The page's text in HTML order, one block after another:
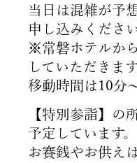
当日は混雑が予
申し込みください
※常磐ホテルか
していただきます
移動時間は10分
【特別参詣】の
予定しています。
お賽銭やお供え